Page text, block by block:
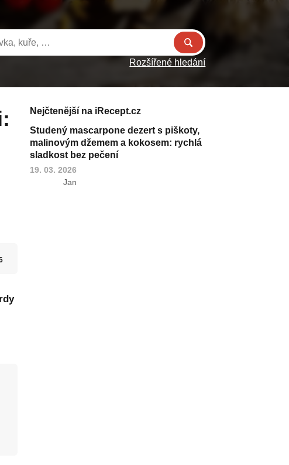
Rozšířené hledání
Nejčtenější na iRecept.cz
Studený mascarpone dezert s piškoty,
malinovým džemem a kokosem: rychlá
sladkost bez pečení
19. 03. 2026
Jan